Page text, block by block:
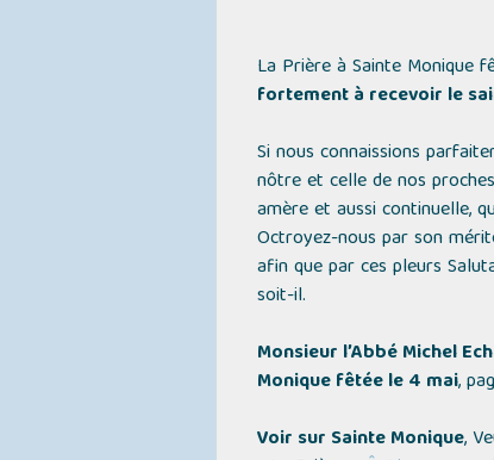
La Prière à Sainte Monique
fortement à recevoir le
Si nous connaissions
nôtre et celle de nos
amère et aussi continuelle,
Octroyez-nous par son
afin que par ces pleurs
soit-il.
Monsieur l’Abbé Michel
Monique fêtée le 4 mai,
Voir sur Sainte Monique,